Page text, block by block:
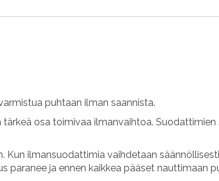
puhtaan ilman saannista.
osa toimivaa ilmanvaihtoa.
Kun ilmansuodattimia vaihdetaan
paranee ja ennen kaikkea pääset nauttimaan